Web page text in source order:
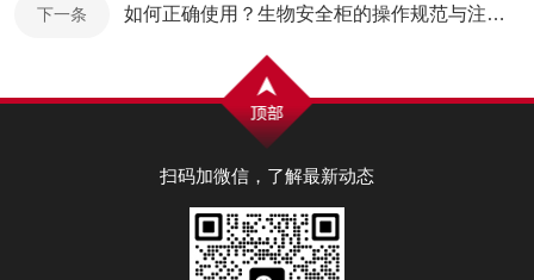
下一条 如何正确使用？生物安全柜的操作规范与注意事项
扫码加微信，了解最新动态